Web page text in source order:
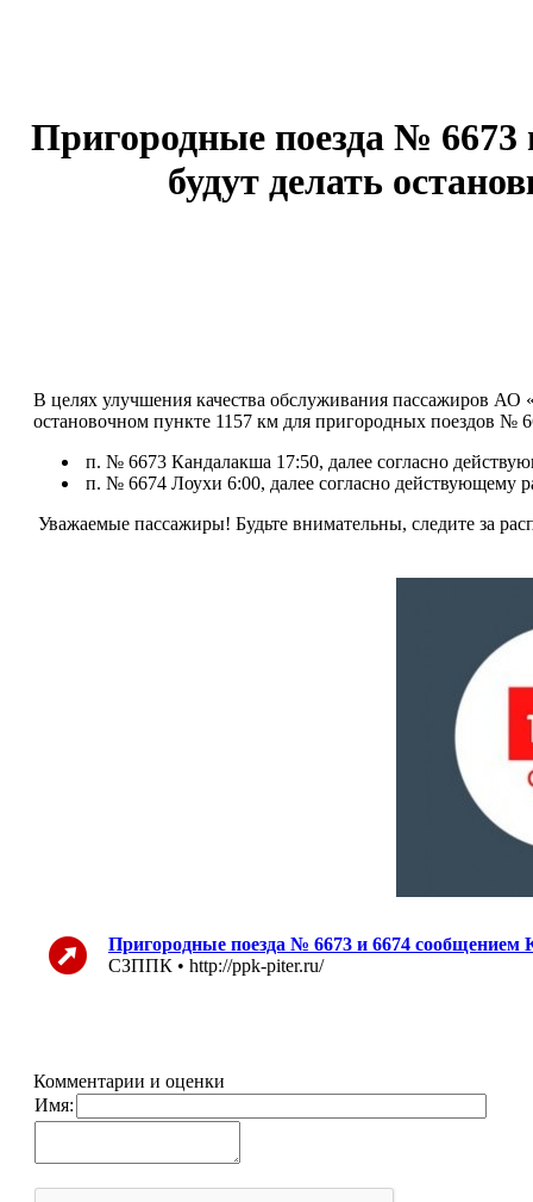
Пригородные поезда №
будут делать
В целях улучшения качества обслуживания пассажиров АО
остановочном пункте 1157 км для пригородных поездов
п. № 6673 Кандалакша 17:50, далее согласно
п. № 6674 Лоухи 6:00, далее согласно действующему
Уважаемые пассажиры! Будьте внимательны, следите за
Пригородные поезда № 6673 и 6674 сообщением
СЗППК • http://ppk-piter.ru/
Комментарии и оценки
Имя: